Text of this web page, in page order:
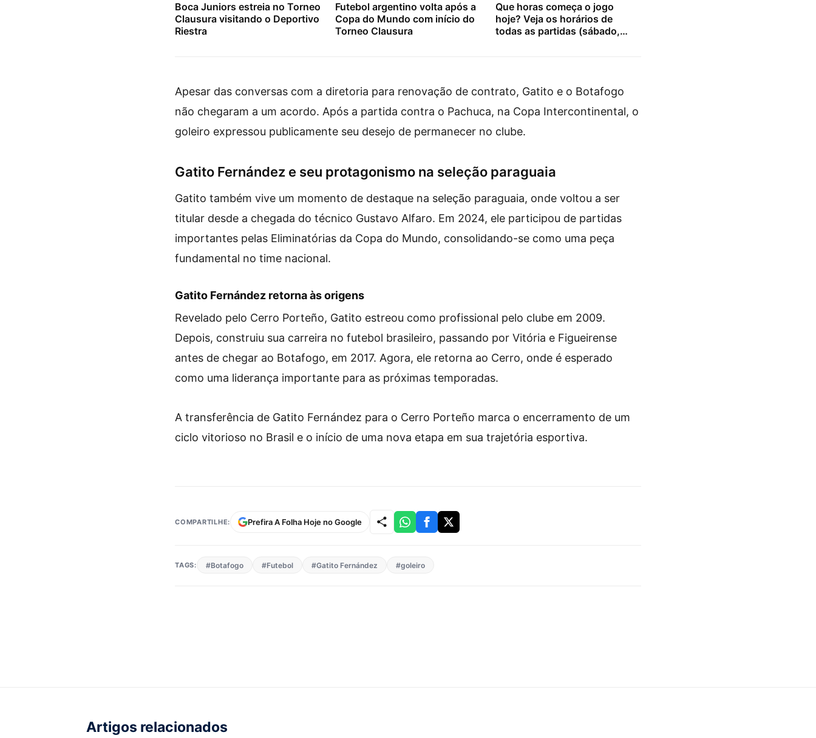
Boca Juniors estreia no Torneo
Clausura visitando o Deportivo
Riestra
Futebol argentino volta após a
Copa do Mundo com início do
Torneo Clausura
Que horas começa o jogo
hoje? Veja os horários de
todas as partidas (sábado,
Apesar das conversas com a diretoria para renovação de contrato, Gatito e o Botafogo
não chegaram a um acordo. Após a partida contra o Pachuca, na Copa Intercontinental, o
goleiro expressou publicamente seu desejo de permanecer no clube.
Gatito Fernández e seu protagonismo na seleção paraguaia
Gatito também vive um momento de destaque na seleção paraguaia, onde voltou a ser
titular desde a chegada do técnico Gustavo Alfaro. Em 2024, ele participou de partidas
importantes pelas Eliminatórias da Copa do Mundo, consolidando-se como uma peça
fundamental no time nacional.
Gatito Fernández retorna às origens
Revelado pelo Cerro Porteño, Gatito estreou como profissional pelo clube em 2009.
Depois, construiu sua carreira no futebol brasileiro, passando por Vitória e Figueirense
antes de chegar ao Botafogo, em 2017. Agora, ele retorna ao Cerro, onde é esperado
como uma liderança importante para as próximas temporadas.
A transferência de Gatito Fernández para o Cerro Porteño marca o encerramento de um
ciclo vitorioso no Brasil e o início de uma nova etapa em sua trajetória esportiva.
COMPARTILHE: Prefira A Folha Hoje no Google
TAGS: #Botafogo #Futebol #Gatito Fernández #goleiro
Artigos relacionados